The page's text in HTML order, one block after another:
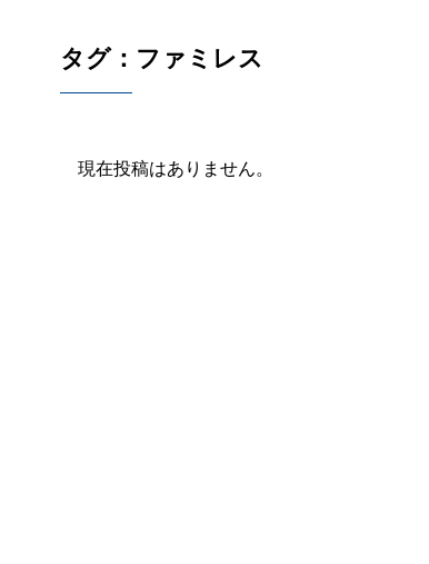
タグ：ファミレス
現在投稿はありません。